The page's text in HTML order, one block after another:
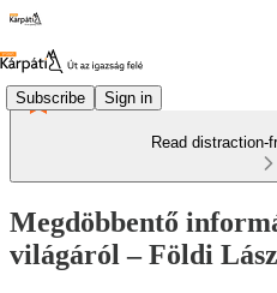
Subscribe Sign in
Read distraction-
Megdöbbentő
világáról – Földi